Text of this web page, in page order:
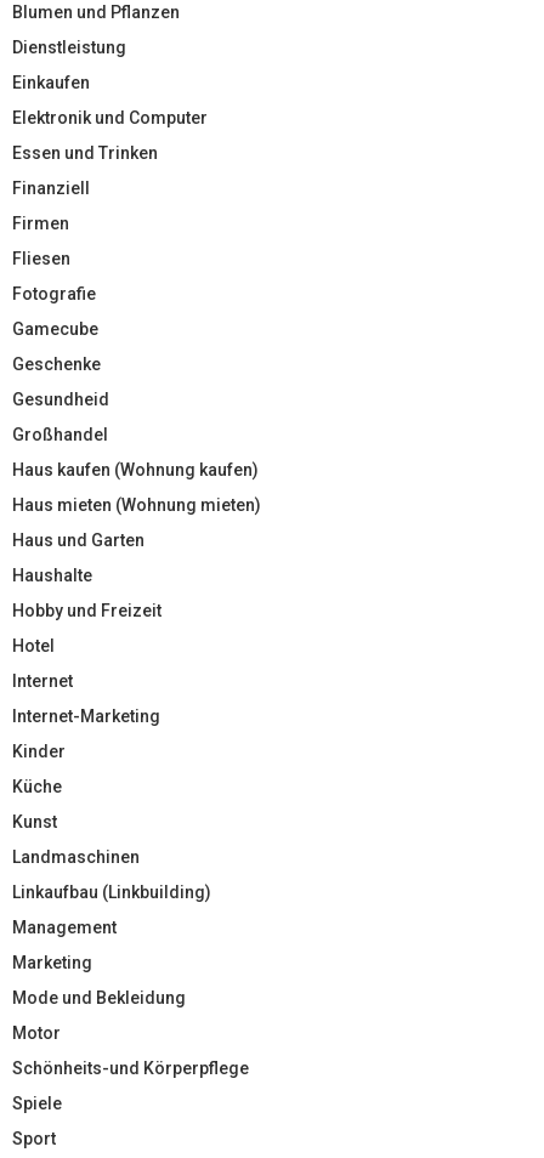
Blumen und Pflanzen
Dienstleistung
Einkaufen
Elektronik und Computer
Essen und Trinken
Finanziell
Firmen
Fliesen
Fotografie
Gamecube
Geschenke
Gesundheid
Großhandel
Haus kaufen (Wohnung kaufen)
Haus mieten (Wohnung mieten)
Haus und Garten
Haushalte
Hobby und Freizeit
Hotel
Internet
Internet-Marketing
Kinder
Küche
Kunst
Landmaschinen
Linkaufbau (Linkbuilding)
Management
Marketing
Mode und Bekleidung
Motor
Schönheits-und Körperpflege
Spiele
Sport